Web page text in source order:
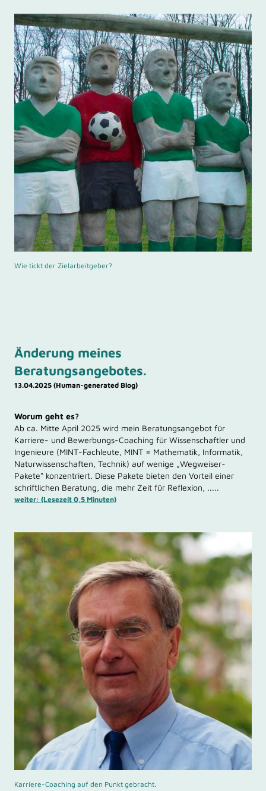
Wie tickt der Zielarbeitgeber?
Änderung meines
Beratungsangebotes.
13.04.2025 (Human-generated Blog)
Worum geht es?
Ab ca. Mitte April 2025 wird mein Beratungsangebot für
Karriere- und Bewerbungs-Coaching für Wissenschaftler und
Ingenieure (MINT-Fachleute, MINT = Mathematik, Informatik,
Naturwissenschaften, Technik) auf wenige „Wegweiser-
Pakete“ konzentriert. Diese Pakete bieten den Vorteil einer
schriftlichen Beratung, die mehr Zeit für Reflexion, .....
weiter: (Lesezeit 0,5 Minuten)
Karriere-Coaching auf den Punkt gebracht.